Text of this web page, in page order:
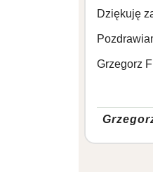
Dziękuję
Grzegorz